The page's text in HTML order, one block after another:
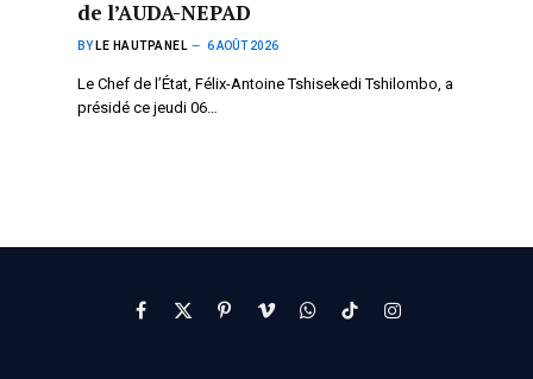
de l’AUDA-NEPAD
BY LE HAUTPANEL 6 AOÛT 2026
Le Chef de l’État, Félix-Antoine Tshisekedi Tshilombo, a
présidé ce jeudi 06…
Facebook
X
PinterestVimeoWhatsApp
TikTokInstagram